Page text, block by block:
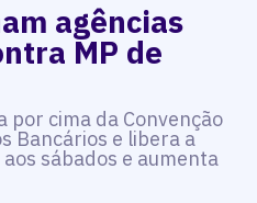
agências
MP de
por cima da Convenção
Bancários e libera a
sábados e aumenta